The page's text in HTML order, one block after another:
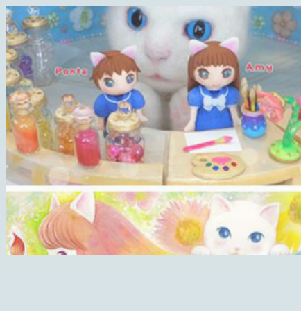
内
容
を
ス
キ
ッ
プ